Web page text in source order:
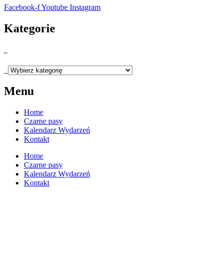
Facebook-fYoutube Instagram
Kategorie
Menu
Home
Czarne pasy
Kalendarz Wydarzeń
Kontakt
Home
Czarne pasy
Kalendarz Wydarzeń
Kontakt